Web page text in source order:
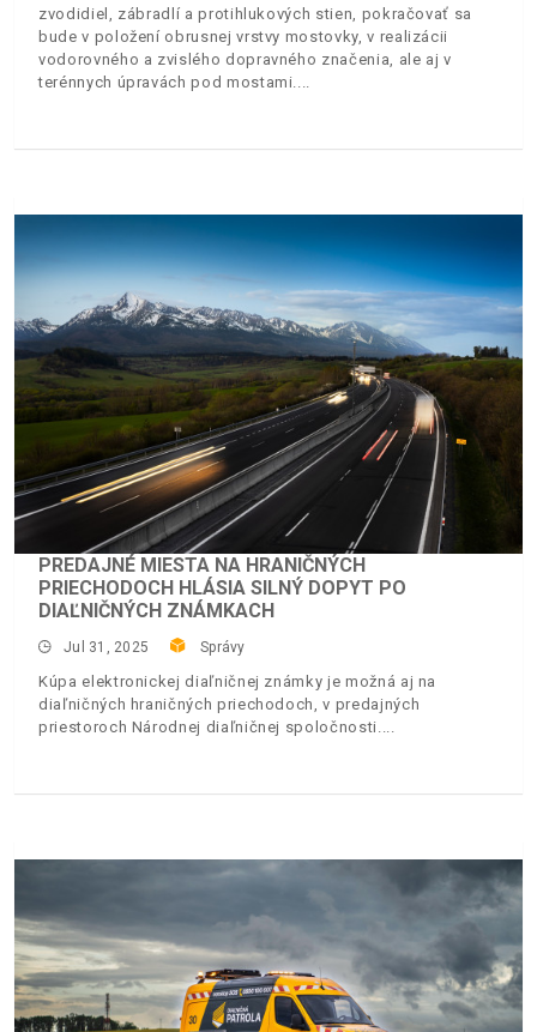
zvodidiel, zábradlí a protihlukových stien, pokračovať sa
bude v položení obrusnej vrstvy mostovky, v realizácii
vodorovného a zvislého dopravného značenia, ale aj v
terénnych úpravách pod mostami.
PREDAJNÉ MIESTA NA HRANIČNÝCH
PRIECHODOCH HLÁSIA SILNÝ DOPYT PO
DIAĽNIČNÝCH ZNÁMKACH
Jul 31, 2025 Správy
Kúpa elektronickej diaľničnej známky je možná aj na
diaľničných hraničných priechodoch, v predajných
priestoroch Národnej diaľničnej spoločnosti.